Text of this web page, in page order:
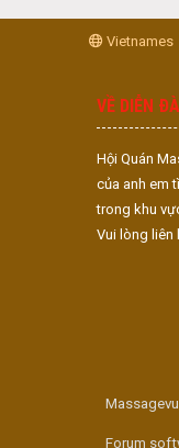
Vietnames
VỀ DIỄN
Hội Quán
của anh em
trong khu
Vui lòng liên
Forum